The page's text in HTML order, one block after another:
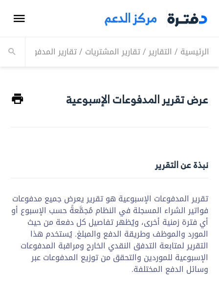
مركز الدعم
الرئيسية / التقارير/تقارير المشتريات /تقارير المدفوعات
عرض تقرير المدفوعات الإسبوعية
نبذة عن التقرير
تقرير المدفوعات الإسبوعية هو تقرير يعرض جميع مدفوعات
فواتير الشراء المسجلة في النظام مُجمَّعةً حسب الإسبوع أو
أي فترة زمنية أخرى، ويُظهر تفاصيل كل دفعة من حيث
المورد والموظف وطريقة الدفع والمبلغ. يُستخدم هذا
التقرير لمتابعة التدفق النقدي الخارج ومراقبة المدفوعات
الإسبوعية للموردين والتحقق من توزيع المدفوعات عبر
وسائل الدفع المختلفة.